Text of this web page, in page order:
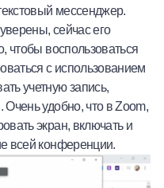
мессенджер.
сейчас его
чтобы воспользоваться
с использованием
учетную запись,
Очень удобно, что в Zoom,
экран, включать и
всей конференции.